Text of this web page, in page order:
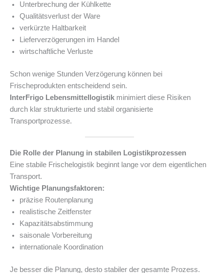
Unterbrechung der Kühlkette
Qualitätsverlust der Ware
verkürzte Haltbarkeit
Lieferverzögerungen im Handel
wirtschaftliche Verluste
Schon wenige Stunden Verzögerung können bei
Frischeprodukten entscheidend sein.
InterFrigo Lebensmittellogistik minimiert diese Risiken
durch klar strukturierte und stabil organisierte
Transportprozesse.
Die Rolle der Planung in stabilen Logistikprozessen
Eine stabile Frischelogistik beginnt lange vor dem eigentlichen
Transport.
Wichtige Planungsfaktoren:
präzise Routenplanung
realistische Zeitfenster
Kapazitätsabstimmung
saisonale Vorbereitung
internationale Koordination
Je besser die Planung, desto stabiler der gesamte Prozess.